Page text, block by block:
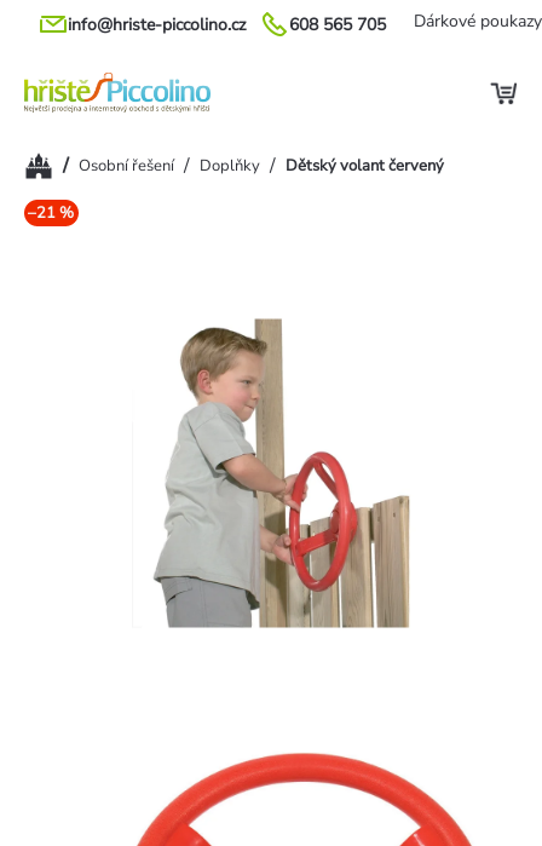
Přejít
608 565 705
info@hriste-piccolino.cz Dárkové poukazy
Domů/ Osobní řešení / Doplňky / Dětský volant červený
–21 %